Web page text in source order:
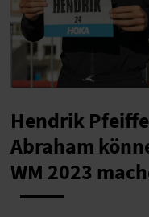
Hendrik
Abraham
WM 2023